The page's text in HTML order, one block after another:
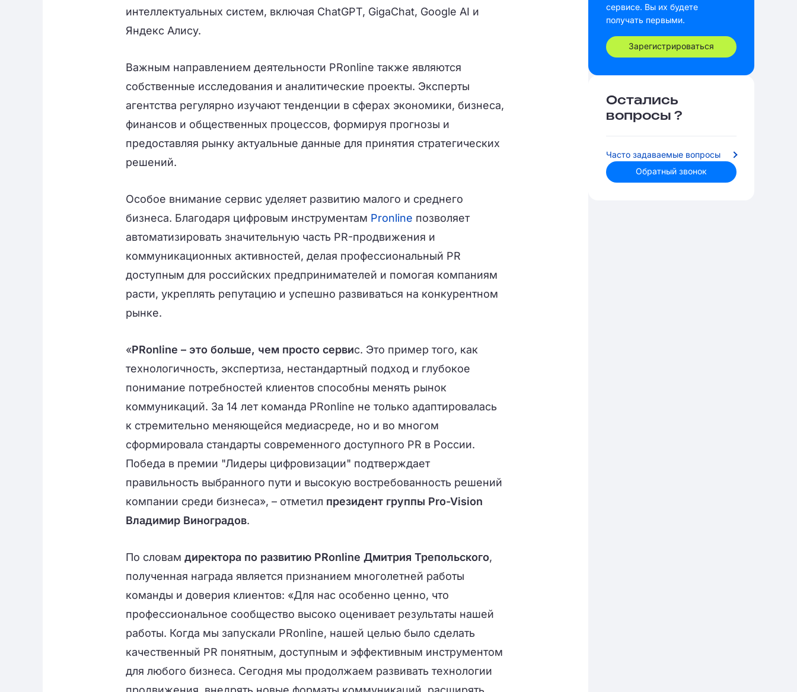
интеллектуальных систем, включая ChatGPT, GigaChat, Google AI и
Яндекс Алису.
Важным направлением деятельности PRonline также являются
собственные исследования и аналитические проекты. Эксперты
агентства регулярно изучают тенденции в сферах экономики, бизнеса,
финансов и общественных процессов, формируя прогнозы и
предоставляя рынку актуальные данные для принятия стратегических
решений.
Особое внимание сервис уделяет развитию малого и среднего
бизнеса. Благодаря цифровым инструментам Pronline позволяет
автоматизировать значительную часть PR-продвижения и
коммуникационных активностей, делая профессиональный PR
доступным для российских предпринимателей и помогая компаниям
расти, укреплять репутацию и успешно развиваться на конкурентном
рынке.
«PRonline – это больше, чем просто сервис. Это пример того, как
технологичность, экспертиза, нестандартный подход и глубокое
понимание потребностей клиентов способны менять рынок
коммуникаций. За 14 лет команда PRonline не только адаптировалась
к стремительно меняющейся медиасреде, но и во многом
сформировала стандарты современного доступного PR в России.
Победа в премии "Лидеры цифровизации" подтверждает
правильность выбранного пути и высокую востребованность решений
компании среди бизнеса», – отметил президент группы Pro-Vision
Владимир Виноградов.
По словам директора по развитию PRonline Дмитрия Трепольского,
полученная награда является признанием многолетней работы
команды и доверия клиентов: «Для нас особенно ценно, что
профессиональное сообщество высоко оценивает результаты нашей
работы. Когда мы запускали PRonline, нашей целью было сделать
качественный PR понятным, доступным и эффективным инструментом
для любого бизнеса. Сегодня мы продолжаем развивать технологии
сервисе. Вы их будете
получать первыми.
Зарегистрироваться
Остались
вопросы ?
Часто задаваемые вопросы
Обратный звонок